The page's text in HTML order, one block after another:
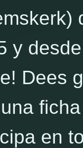
y
Dees
en